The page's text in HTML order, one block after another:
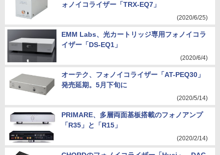
ォノイコライザー「TRX-EQ7」
(2020/6/25)
EMM Labs、光カートリッジ専用フォノイコラ
イザー「DS-EQ1」
(2020/6/4)
オーテク、フォノイコライザー「AT-PEQ30」
発売延期。5月下旬に
(2020/5/14)
PRIMARE、多層両面基板搭載のフォノアンプ
「R35」と「R15」
(2020/2/14)